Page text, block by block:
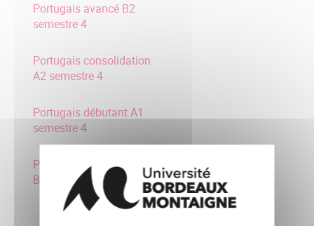
Portugais avancé B2
semestre 4
Portugais consolidation
A2 semestre 4
Portugais débutant A1
semestre 4
Portugais intermédiaire
B1 semestre 4